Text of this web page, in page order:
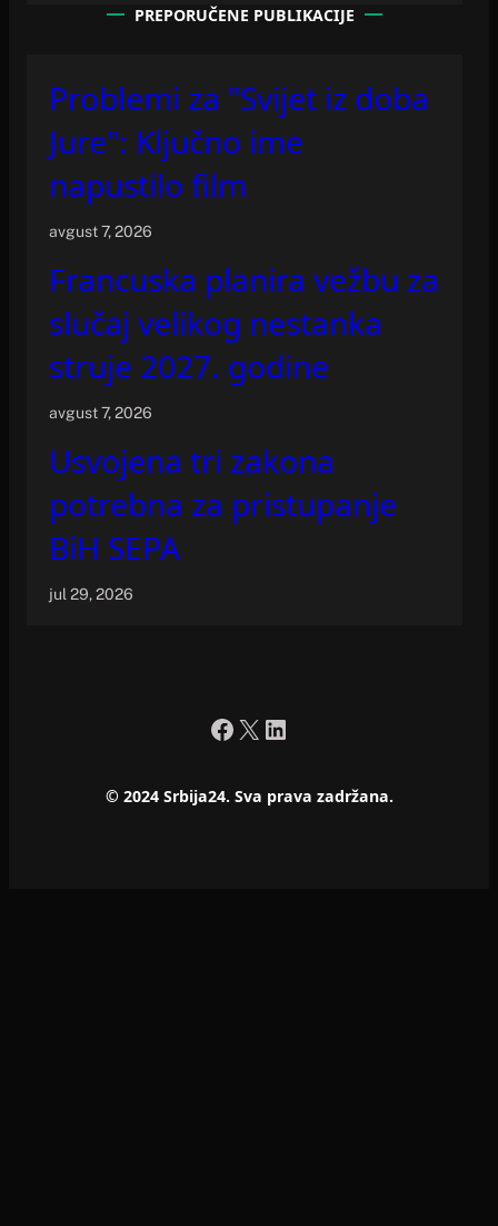
PREPORUČENE PUBLIKACIJE
Problemi za "Svijet iz doba
Jure": Ključno ime
napustilo film
avgust 7, 2026
Francuska planira vežbu za
slučaj velikog nestanka
struje 2027. godine
avgust 7, 2026
Usvojena tri zakona
potrebna za pristupanje
BiH SEPA
jul 29, 2026
Facebook
X LinkedIn
© 2024 Srbija24. Sva prava zadržana.